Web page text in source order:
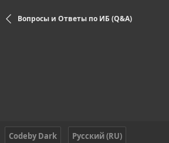
Вопросы и Ответы по ИБ (Q&A)
Codeby Dark
Русский (RU)